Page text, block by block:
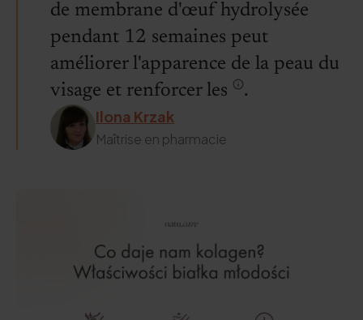
de membrane d'œuf hydrolysée
pendant 12 semaines peut
améliorer l'apparence de la peau du
visage et renforcer les
.
Ilona Krzak
Maîtrise en pharmacie